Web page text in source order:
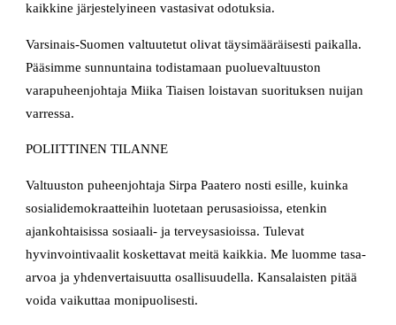
kaikkine järjestelyineen vastasivat odotuksia.
Varsinais-Suomen valtuutetut olivat täysimääräisesti paikalla.
Pääsimme sunnuntaina todistamaan puoluevaltuuston
varapuheenjohtaja Miika Tiaisen loistavan suorituksen nuijan
varressa.
POLIITTINEN TILANNE
Valtuuston puheenjohtaja Sirpa Paatero nosti esille, kuinka
sosialidemokraatteihin luotetaan perusasioissa, etenkin
ajankohtaisissa sosiaali- ja terveysasioissa. Tulevat
hyvinvointivaalit koskettavat meitä kaikkia. Me luomme tasa-
arvoa ja yhdenvertaisuutta osallisuudella. Kansalaisten pitää
voida vaikuttaa monipuolisesti.